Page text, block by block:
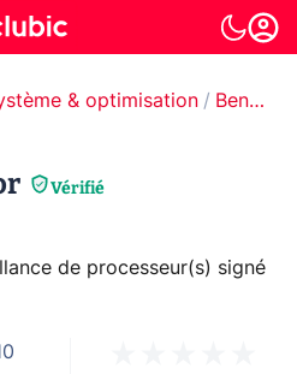
& optimisation Benchmark
Vérifié
de processeur(s) signé